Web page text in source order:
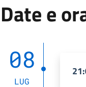
Date e
08
LUG